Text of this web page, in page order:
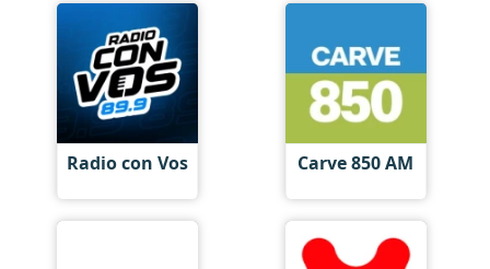
Radio con Vos Carve 850 AM